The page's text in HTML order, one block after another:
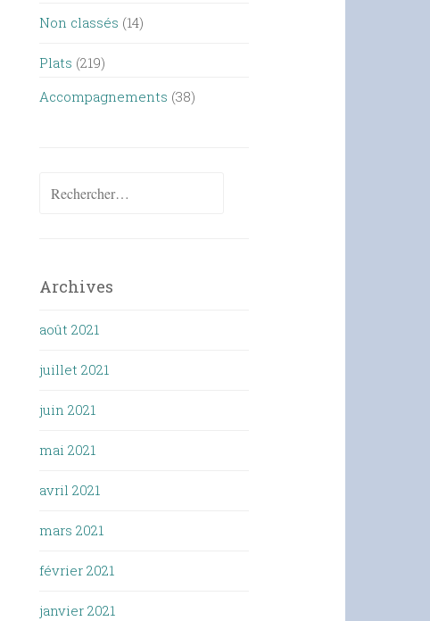
Non classés (14)
Plats (219)
Accompagnements (38)
Rechercher :
Archives
août 2021
juillet 2021
juin 2021
mai 2021
avril 2021
mars 2021
février 2021
janvier 2021